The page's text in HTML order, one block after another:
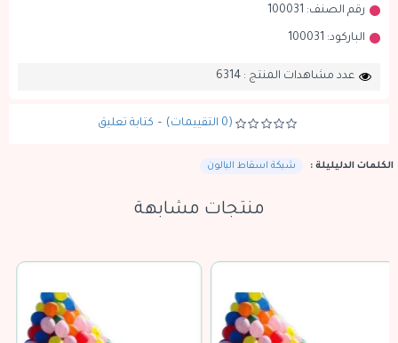
رقم الصنف: 100031
الباركود: 100031
عدد مشاهدات المنتج : 6314
(0 التقييمات) - كتابة تعليق
الكلمات الدليليلة : شبكة اسقاط البالون
منتجات مشابهة